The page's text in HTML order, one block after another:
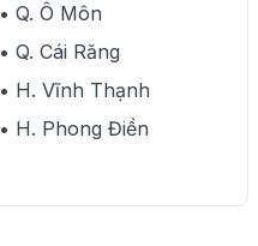
• Q. Ô Môn
• Q. Cái Răng
• H. Vĩnh Thạnh
• H. Phong Điền